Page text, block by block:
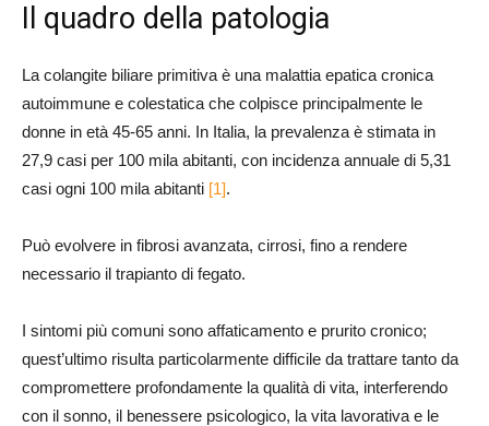
Il quadro della patologia
La colangite biliare primitiva è una malattia epatica cronica
autoimmune e colestatica che colpisce principalmente le
donne in età 45-65 anni. In Italia, la prevalenza è stimata in
27,9 casi per 100 mila abitanti, con incidenza annuale di 5,31
casi ogni 100 mila abitanti [1].
Può evolvere in fibrosi avanzata, cirrosi, fino a rendere
necessario il trapianto di fegato.
I sintomi più comuni sono affaticamento e prurito cronico;
quest’ultimo risulta particolarmente difficile da trattare tanto da
compromettere profondamente la qualità di vita, interferendo
con il sonno, il benessere psicologico, la vita lavorativa e le